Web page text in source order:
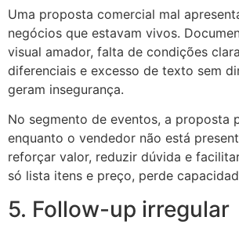
Uma proposta comercial mal
negócios que estavam vivos.
visual amador, falta de condições
diferenciais e excesso de texto sem
geram insegurança.
No segmento de eventos, a proposta
enquanto o vendedor não está
reforçar valor, reduzir dúvida e
só lista itens e preço, perde
5. Follow-up irregular